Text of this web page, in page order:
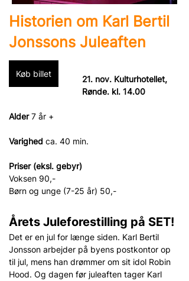
Historien om Karl Bertil
Jonssons Juleaften
Køb billet
21. nov. Kulturhotellet,
Rønde. kl. 14.00
Alder 7 år +
Varighed ca. 40 min.
Priser (eksl. gebyr)
Voksen 90,-
Børn og unge (7-25 år) 50,-
Årets Juleforestilling på SET!
Det er en jul for længe siden. Karl Bertil
Jonsson arbejder på byens postkontor op
til jul, mens han drømmer om sit idol Robin
Hood. Og dagen før juleaften tager Karl